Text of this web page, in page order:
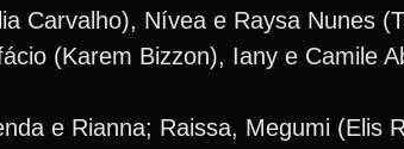
Carvalho), Nívea e Raysa Nunes
(Karem Bizzon), Iany e Camile
e Rianna; Raissa, Megumi (Elis